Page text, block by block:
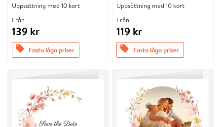
Uppsättning med 10 kort
Från
139 kr
offers Fasta låga priser
Uppsättning med 10 kort
Från
119 kr
offers Fasta låga priser